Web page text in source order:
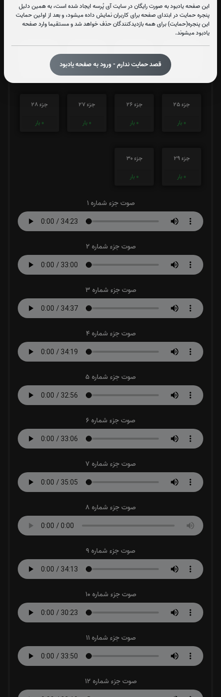
این صفحه یادبود به صورت رایگان در سایت آی پُرسه ایجاد شده است، به همین دلیل
پنجره حمایت در ابتدای صفحه برای کاربران نمایش داده میشود، و بعد از اولین حمایت
این پنجره(حمایت) برای همه بازدیدکنندگان حذف خواهد شد و مستقیما وارد صفحه
یادبود میشوند.
قصد حمایت ندارم - ورود به صفحه یادبود
0بار
0بار
0بار
0بار
0بار
0بار
جزء 25
0 بار
جزء 26
0 بار
جزء 27
0 بار
جزء 28
0 بار
جزء 29
0 بار
جزء 30
0 بار
صوت جزء شماره 1
صوت جزء شماره 2
صوت جزء شماره 3
صوت جزء شماره 4
صوت جزء شماره 5
صوت جزء شماره 6
صوت جزء شماره 7
صوت جزء شماره 8
صوت جزء شماره 9
صوت جزء شماره 10
صوت جزء شماره 11
صوت جزء شماره 12